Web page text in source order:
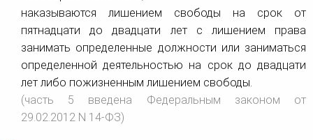
наказываются лишением свободы на срок от
пятнадцати до двадцати лет с лишением права
занимать определенные должности или заниматься
определенной деятельностью на срок до двадцати
лет либо пожизненным лишением свободы.
(часть 5 введена Федеральным законом от
29.02.2012 N 14-ФЗ)